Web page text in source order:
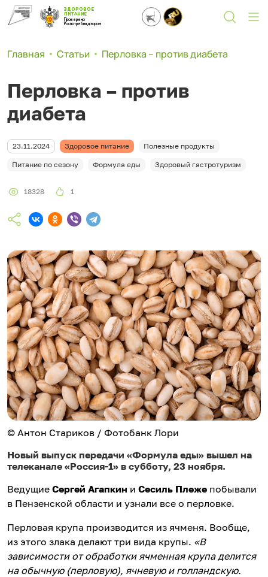
ЗДОРОВОЕ
ПИТАНИЕ
Проверено
Роспотребнадзором
Главная Статьи Перловка – против диабета
Перловка – против
диабета
23.11.2024 Здоровое питание Полезные продукты
Питание по сезону Формула еды Здоровый гастротуризм
18328 1
© Антон Стариков / Фотобанк Лори
Новый выпуск передачи «Формула еды» вышел на
телеканале «Россия-1» в субботу, 23 ноября.
Ведущие Сергей Агапкин и Сесиль Плеже побывали
в Пензенской области и узнали все о перловке.
Перловая крупа производится из ячменя. Вообще,
из этого злака делают три вида крупы. «В
зависимости от обработки ячменная крупа делится
на обычную (перловую), ячневую и голландскую.